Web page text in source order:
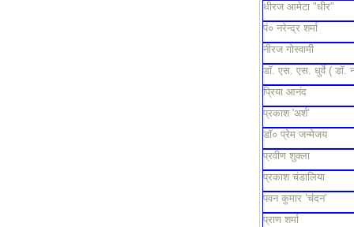
धीरज आमेटा "धीर"
पं० नरेन्द्र शर्मा
नीरज गोस्वामी
डॉ. एस. एस. धुर्वे ( डॉ.
प्रिया आनंद
प्रकाश 'अर्श'
डॉ० प्रेम जन्मेजय
प्रवीण शुक्ला
प्रकाश चंडालिया
पवन कुमार ’चंदन’
प्राण शर्मा